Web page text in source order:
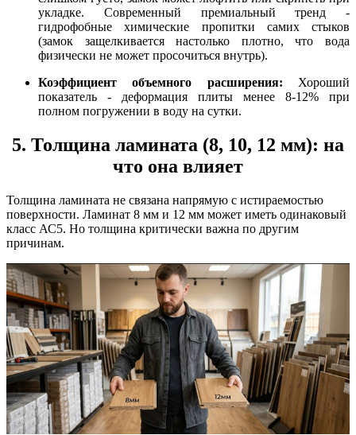
укладке. Современный премиальный тренд -
гидрофобные химические пропитки самих стыков
(замок защелкивается настолько плотно, что вода
физически не может просочиться внутрь).
Коэффициент объемного расширения: Хороший
показатель - деформация плиты менее 8-12% при
полном погружении в воду на сутки.
5. Толщина ламината (8, 10, 12 мм): на
что она влияет
Толщина ламината не связана напрямую с истираемостью
поверхности. Ламинат 8 мм и 12 мм может иметь одинаковый
класс АС5. Но толщина критически важна по другим
причинам.